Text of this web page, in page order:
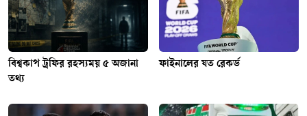
বিশ্বকাপ ট্রফির রহস্যময় ৫ অজানা
তথ্য
ফাইনালের যত রেকর্ড